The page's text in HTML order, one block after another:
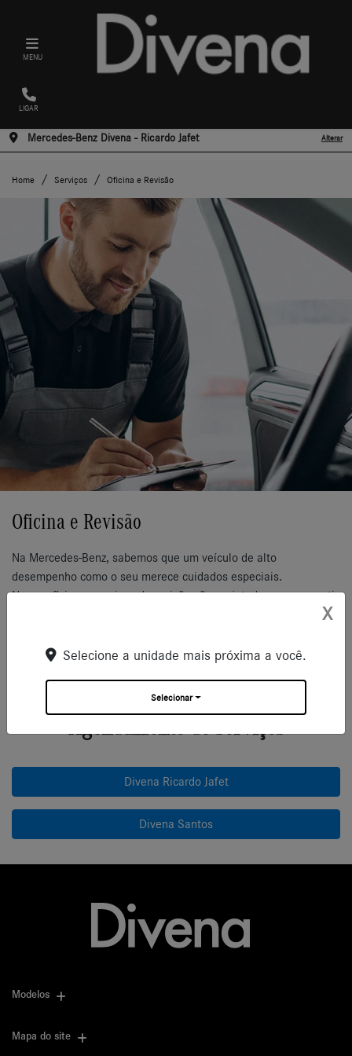
MENU
LIGAR
Mercedes-Benz Divena - Ricardo Jafet Alterar
Home Serviços Oficina e Revisão
Oficina e Revisão
Na Mercedes-Benz, sabemos que um veículo de alto
desempenho como o seu merece cuidados especiais.
Nossa oficina e serviços de revisão são projetados para garantir
ao longo do tempo.
Divena Ricardo Jafet
Divena Santos
Modelos
Mapa do site
X
Selecione a unidade mais próxima a você.
Selecionar